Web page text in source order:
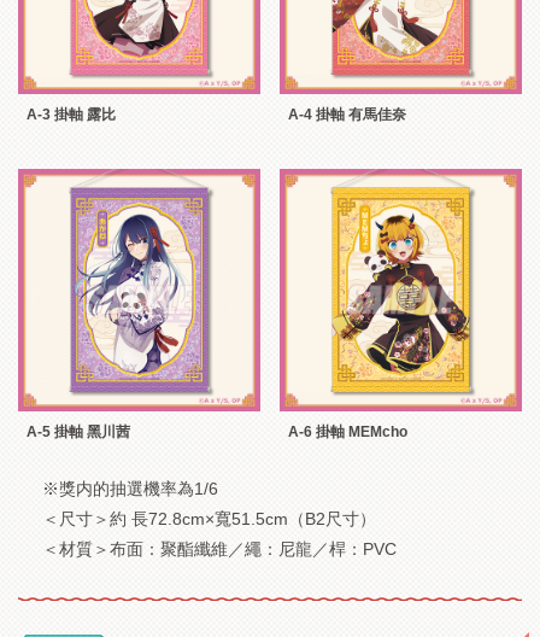
A-3 掛軸 露比 A-4 掛軸 有馬佳奈
A-5 掛軸 黑川茜 A-6 掛軸 MEMcho
※獎内的抽選機率為1/6
＜尺寸＞約 長72.8cm×寬51.5cm（B2尺寸）
＜材質＞布面：聚酯纖維／繩：尼龍／桿：PVC